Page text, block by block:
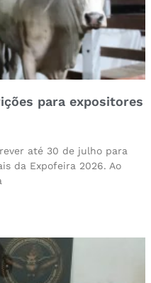
para expositores
até 30 de julho para
da Expofeira 2026. Ao